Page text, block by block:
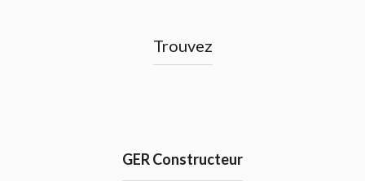
Trouvez
GER Constructeur